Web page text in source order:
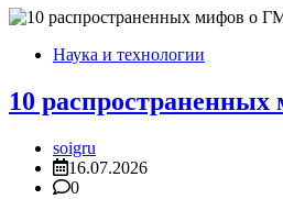
Наука и технологии
10
soigru
16.07.2026
0